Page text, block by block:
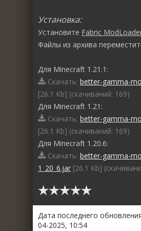
Установка:
Установите Fabric
Файлы из архива
Для Minecraft 1.21.1:
Скачать: better-gamma-
[26.1 Kb] (cкачиваний: 169)
Для Minecraft 1.21:
Скачать: better-gamma-
[26.1 Kb] (cкачиваний: 169)
Для Minecraft 1.20.6:
Скачать: better-gamma-
1_20_6.jar [26.1 Kb]
Дата последнего
04-2025, 10:54